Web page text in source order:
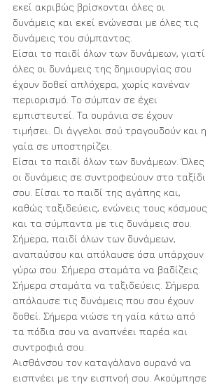
εκεί ακριβώς βρίσκονται όλες οι
δυνάμεις και εκεί ενώνεσαι με όλες τις
δυνάμεις του σύμπαντος.
Είσαι το παιδί όλων των δυνάμεων, γιατί
όλες οι δυνάμεις της δημιουργίας σου
έχουν δοθεί απλόχερα, χωρίς κανέναν
περιορισμό. Το σύμπαν σε έχει
εμπιστευτεί. Τα ουράνια σε έχουν
τιμήσει. Οι άγγελοι σού τραγουδούν και η
γαία σε υποστηρίζει.
Είσαι το παιδί όλων των δυνάμεων. Όλες
οι δυνάμεις σε συντροφεύουν στο ταξίδι
σου. Είσαι το παιδί της αγάπης και,
καθώς ταξιδεύεις, ενώνεις τους κόσμους
και τα σύμπαντα με τις δυνάμεις σου.
Σήμερα, παιδί όλων των δυνάμεων,
αναπαύσου και απόλαυσε όσα υπάρχουν
γύρω σου. Σήμερα σταμάτα να βαδίζεις.
Σήμερα σταμάτα να ταξιδεύεις. Σήμερα
απόλαυσε τις δυνάμεις που σου έχουν
δοθεί. Σήμερα νιώσε τη γαία κάτω από
τα πόδια σου να αναπνέει παρέα και
συντροφιά σου.
Αισθάνσου τον καταγάλανο ουρανό να
εισπνέει με την εισπνοή σου. Ακούμπησε